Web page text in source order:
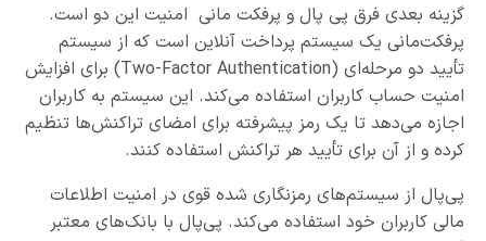
گزینه بعدی فرق پی پال و پرفکت مانی امنیت این دو است.
پرفکت‌مانی یک سیستم پرداخت آنلاین است که از سیستم
تأیید دو مرحله‌ای (Two-Factor Authentication) برای افزایش
امنیت حساب کاربران استفاده می‌کند. این سیستم به کاربران
اجازه می‌دهد تا یک رمز پیشرفته برای امضای تراکنش‌ها تنظیم
کرده و از آن برای تأیید هر تراکنش استفاده کنند.
پی‌پال از سیستم‌های رمزنگاری شده قوی در امنیت اطلاعات
مالی کاربران خود استفاده می‌کند. پی‌پال با بانک‌های معتبر